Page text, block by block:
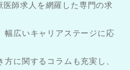
師求人を網羅した専門の求
幅広いキャリアステージに応
に関するコラムも充実し、